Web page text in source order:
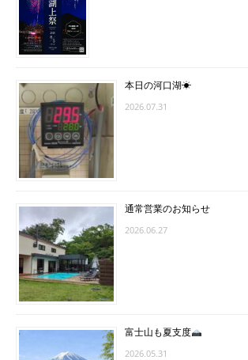
本日の河口湖☀
2026.07.31
通常営業のお知らせ
2026.06.27
富士山も夏支度
2026.05.31